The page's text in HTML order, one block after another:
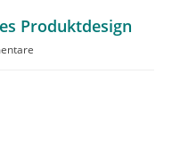
Produktdesign